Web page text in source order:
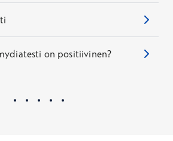
on positiivinen?